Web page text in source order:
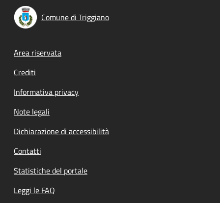
Comune di Triggiano
Footer menu
Area riservata
Crediti
Informativa privacy
Note legali
Dichiarazione di accessibilità
Contatti
Statistiche del portale
Leggi le FAQ